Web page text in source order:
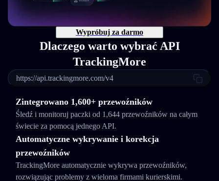
Wypróbuj za darmo
Dlaczego warto wybrać API
TrackingMore
https://api.trackingmore.com/v4
Zintegrowano 1,600+ przewoźników
Śledź i monitoruj paczki od 1,644 przewoźników na całym
świecie za pomocą jednego API.
Automatyczne wykrywanie i korekcja
przewoźników
TrackingMore automatycznie wykrywa przewoźników,
rozwiązując problemy z wieloma firmami kurierskimi.